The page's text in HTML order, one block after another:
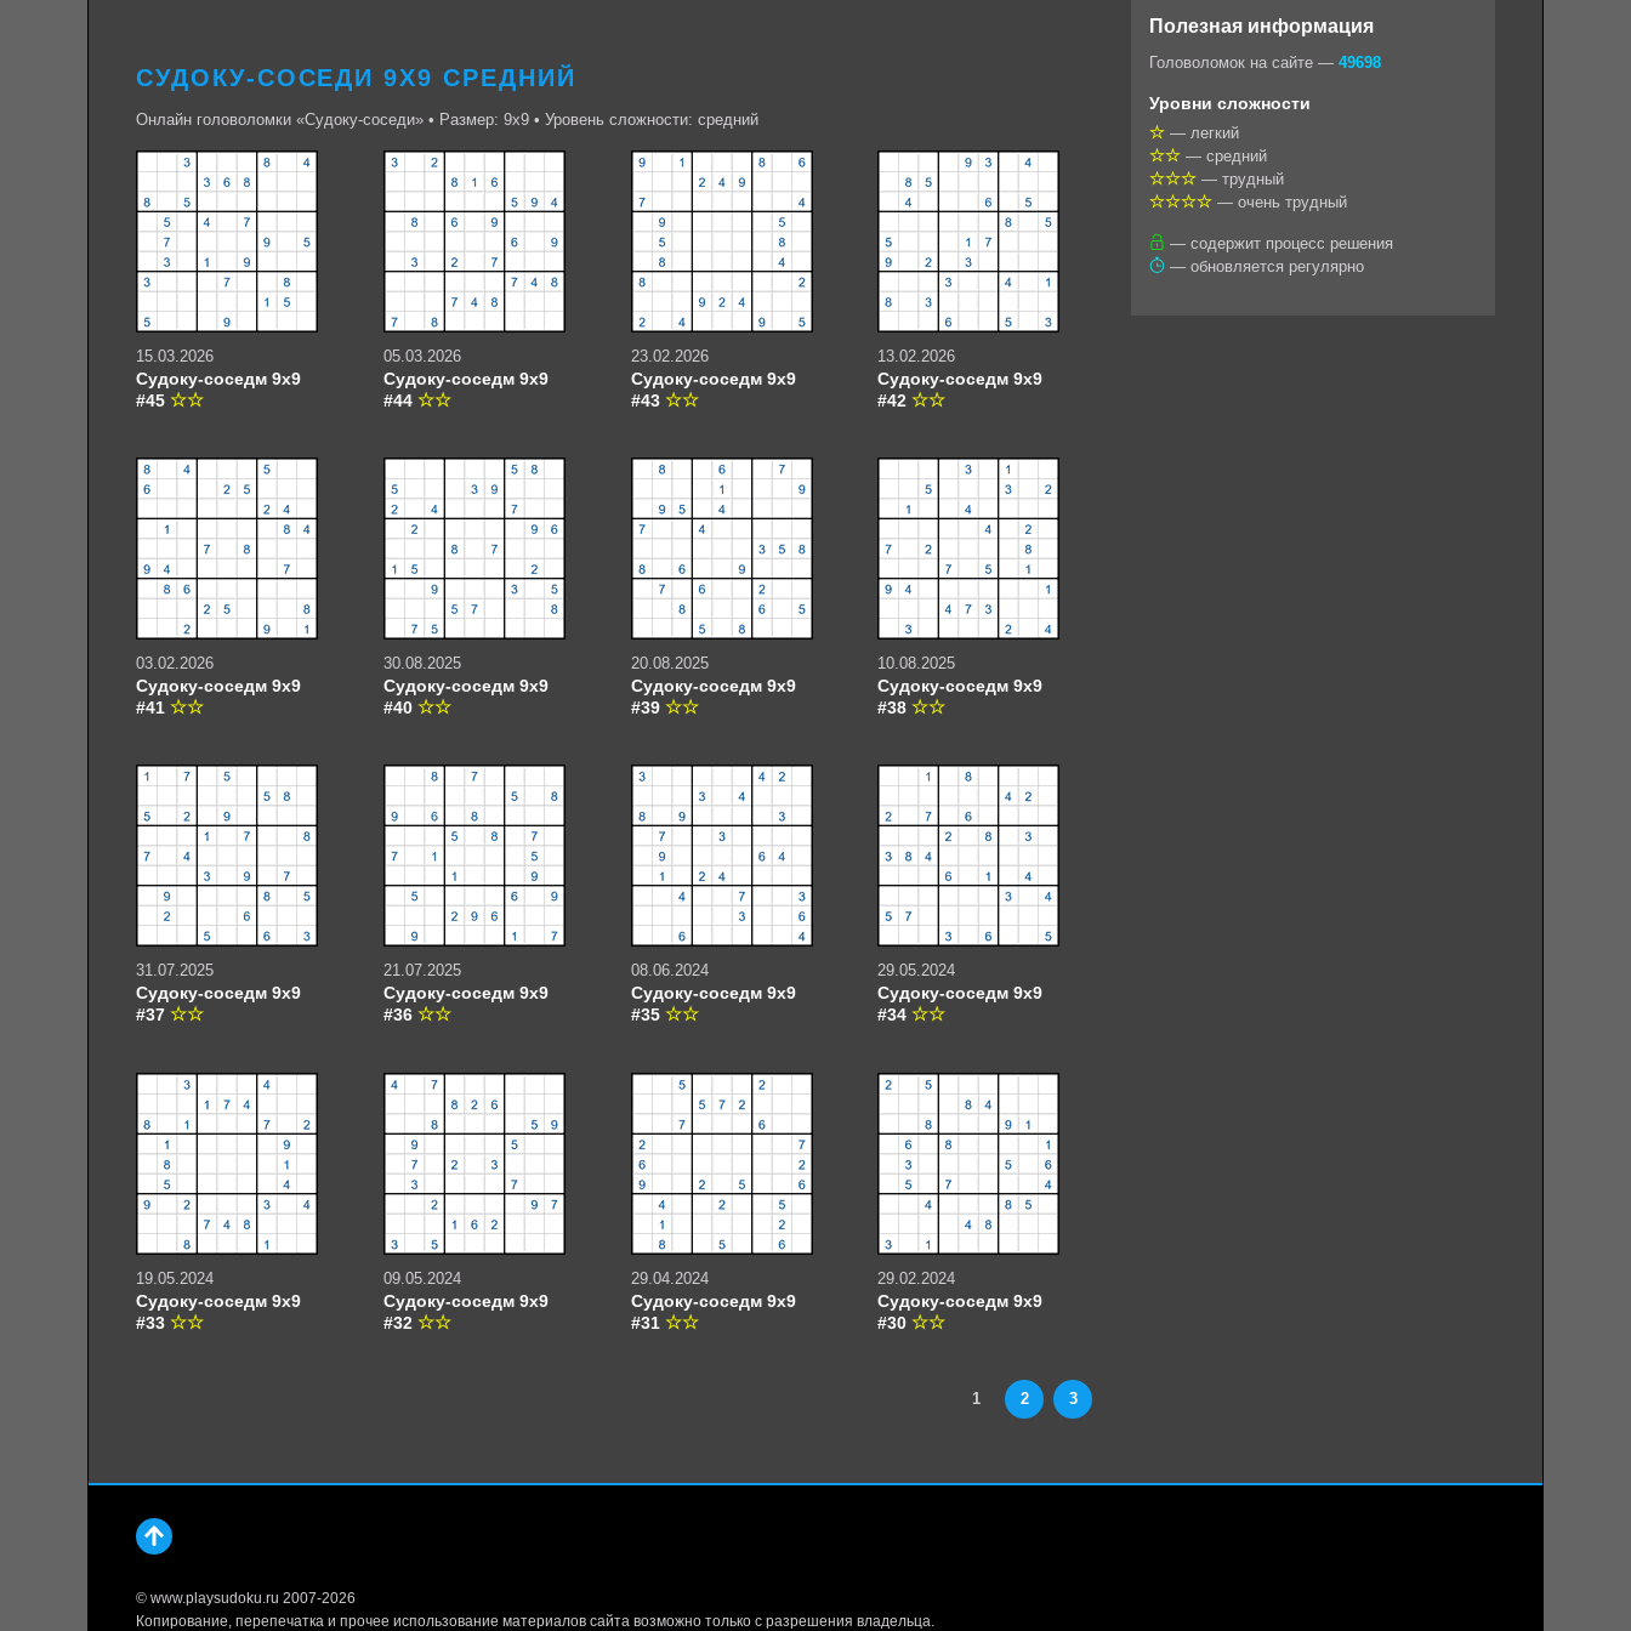
СУДОКУ-СОСЕДИ 9Х9 СРЕДНИЙ
Онлайн головоломки «Судоку-соседи» • Размер: 9х9 • Уровень сложности: средний
15.03.2026
Судоку-соседм 9х9
#45
05.03.2026
Судоку-соседм 9х9
#44
23.02.2026
Судоку-соседм 9х9
#43
13.02.2026
Судоку-соседм 9х9
#42
03.02.2026
Судоку-соседм 9х9
#41
30.08.2025
Судоку-соседм 9х9
#40
20.08.2025
Судоку-соседм 9х9
#39
10.08.2025
Судоку-соседм 9х9
#38
31.07.2025
Судоку-соседм 9х9
#37
21.07.2025
Судоку-соседм 9х9
#36
08.06.2024
Судоку-соседм 9х9
#35
29.05.2024
Судоку-соседм 9х9
#34
19.05.2024
Судоку-соседм 9х9
#33
09.05.2024
Судоку-соседм 9х9
#32
29.04.2024
Судоку-соседм 9х9
#31
29.02.2024
Судоку-соседм 9х9
#30
1 2 3
o
k
a
s
s
n
i
e
g
t
l
Полезная информация
Головоломок на сайте — 49698
Уровни сложности
— легкий
— средний
— трудный
— очень трудный
— содержит процесс решения
— обновляется регулярно
© www.playsudoku.ru 2007-2026
Копирование, перепечатка и прочее использование материалов сайта возможно только с разрешения владельца.